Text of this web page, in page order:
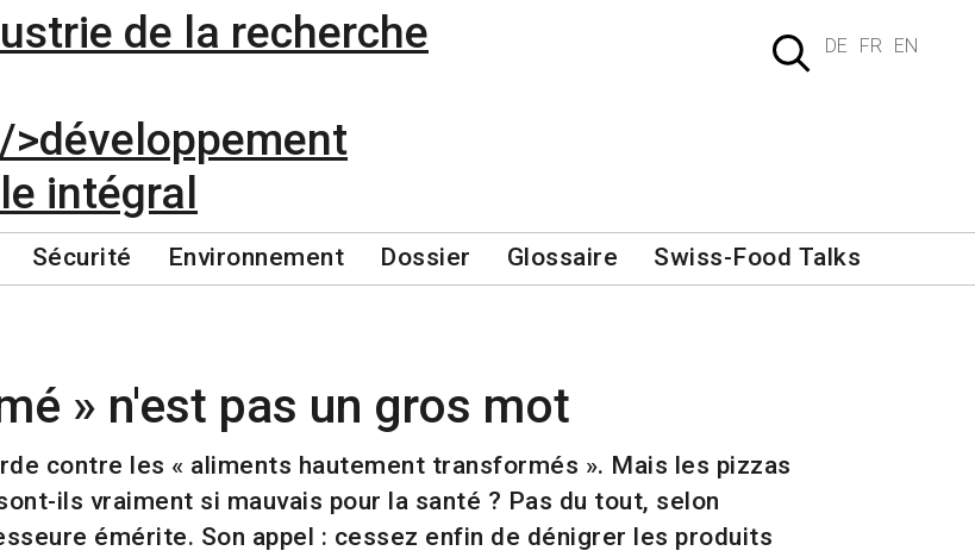
DE FR EN
Sécurité Environnement Dossier Glossaire Swiss-Food Talks
» n'est pas un gros mot
contre les « aliments hautement transformés ». Mais les pizzas
ils vraiment si mauvais pour la santé ? Pas du tout, selon
émérite. Son appel : cessez enfin de dénigrer les produits